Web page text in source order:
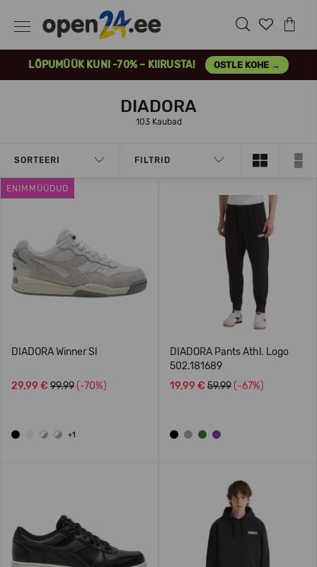
LÕPUMÜÜK KUNI -70% – KIIRUSTA! OSTLE KOHE →
DIADORA
103 Kaubad
SORTEERI FILTRID
ENIMMÜÜDUD
DIADORA Winner Sl
29,99 € 99.99 (-70%)
+1
DIADORA Pants Athl. Logo
502.181689
19,99 € 59.99 (-67%)